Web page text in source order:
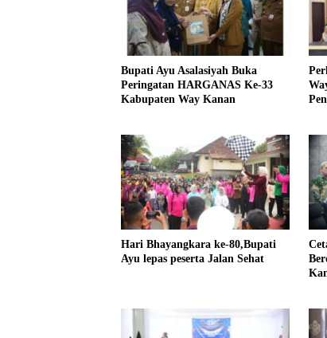
Bupati Ayu Asalasiyah Buka
Peringatan HARGANAS Ke-33
Kabupaten Way Kanan
Hari Bhayangkara ke-80,Bupati
Ayu lepas peserta Jalan Sehat